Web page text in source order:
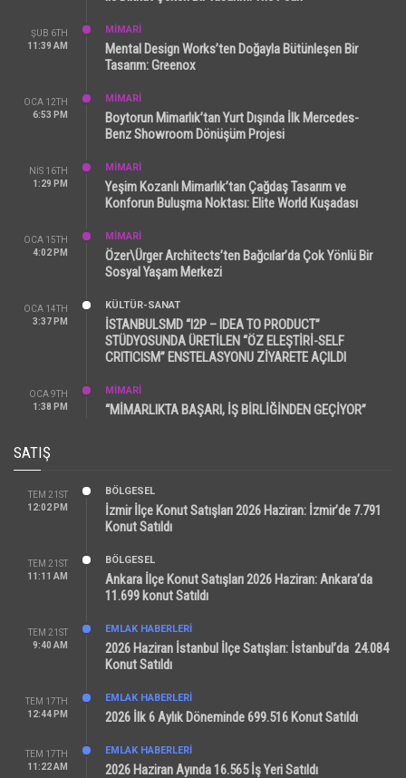
ŞUB 6TH
11:39 AM
MİMARİ
Mental Design Works’ten Doğayla Bütünleşen Bir
Tasarım: Greenox
OCA 12TH
6:53 PM
MİMARİ
Boytorun Mimarlık’tan Yurt Dışında İlk Mercedes-
Benz Showroom Dönüşüm Projesi
NIS 16TH
1:29 PM
MİMARİ
Yeşim Kozanlı Mimarlık’tan Çağdaş Tasarım ve
Konforun Buluşma Noktası: Elite World Kuşadası
OCA 15TH
4:02 PM
MİMARİ
Özer\Ürger Architects’ten Bağcılar’da Çok Yönlü Bir
Sosyal Yaşam Merkezi
OCA 14TH
3:37 PM
KÜLTÜR-SANAT
İSTANBULSMD “I2P – IDEA TO PRODUCT”
STÜDYOSUNDA ÜRETİLEN “ÖZ ELEŞTİRİ-SELF
CRITICISM” ENSTELASYONU ZİYARETE AÇILDI
OCA 9TH
1:38 PM
MİMARİ
“MİMARLIKTA BAŞARI, İŞ BİRLİĞİNDEN GEÇİYOR”
SATIŞ
TEM 21ST
12:02 PM
BÖLGESEL
İzmir İlçe Konut Satışları 2026 Haziran: İzmir’de 7.791
Konut Satıldı
TEM 21ST
11:11 AM
BÖLGESEL
Ankara İlçe Konut Satışları 2026 Haziran: Ankara’da
11.699 konut Satıldı
TEM 21ST
9:40 AM
EMLAK HABERLERI
2026 Haziran İstanbul İlçe Satışları: İstanbul’da 24.084
Konut Satıldı
TEM 17TH
12:44 PM
EMLAK HABERLERI
2026 İlk 6 Aylık Döneminde 699.516 Konut Satıldı
TEM 17TH
11:22 AM
EMLAK HABERLERI
2026 Haziran Ayında 16.565 İş Yeri Satıldı